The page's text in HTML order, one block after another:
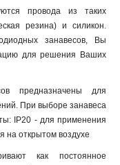
провода из таких
резина) и силикон.
занавесов, Вы
для решения Ваших
предназначены для
При выборе занавеса
IP20 - для применения
на открытом воздухе
как постоянное